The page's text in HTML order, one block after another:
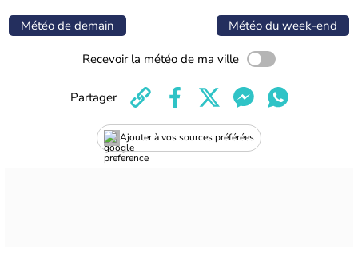
Météo de demain Météo du week-end
Recevoir la météo de ma ville
Ajouter à vos sources préférées
Partager